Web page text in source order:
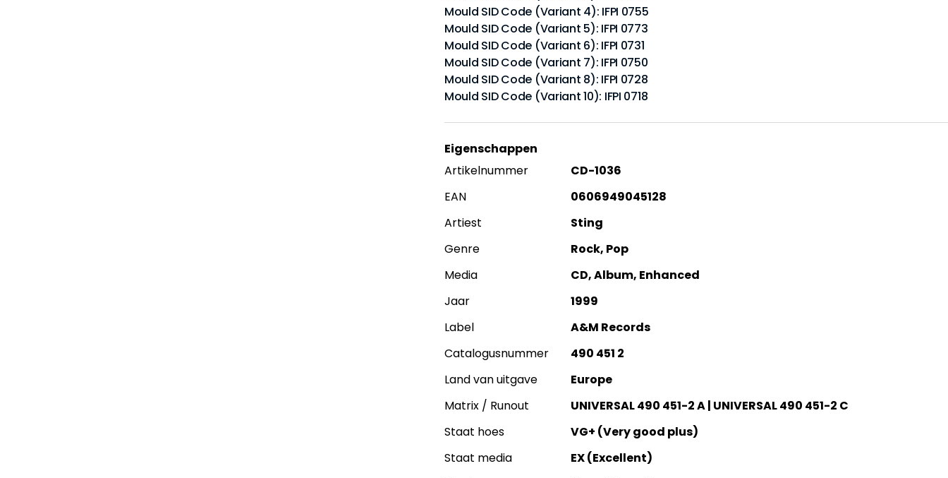
Mould SID Code (Variant 4): IFPI 0755
Mould SID Code (Variant 5): IFPI 0773
Mould SID Code (Variant 6): IFPI 0731
Mould SID Code (Variant 7): IFPI 0750
Mould SID Code (Variant 8): IFPI 0728
Mould SID Code (Variant 10): IFPI 0718
Eigenschappen
Artikelnummer
CD-1036
EAN
0606949045128
Artiest
Sting
Genre
Rock, Pop
Media
CD, Album, Enhanced
Jaar
1999
Label
A&M Records
Catalogusnummer
490 451 2
Land van uitgave
Europe
Matrix / Runout
UNIVERSAL 490 451-2 A | UNIVERSAL 490 451-2 C
Staat hoes
VG+ (Very good plus)
Staat media
EX (Excellent)